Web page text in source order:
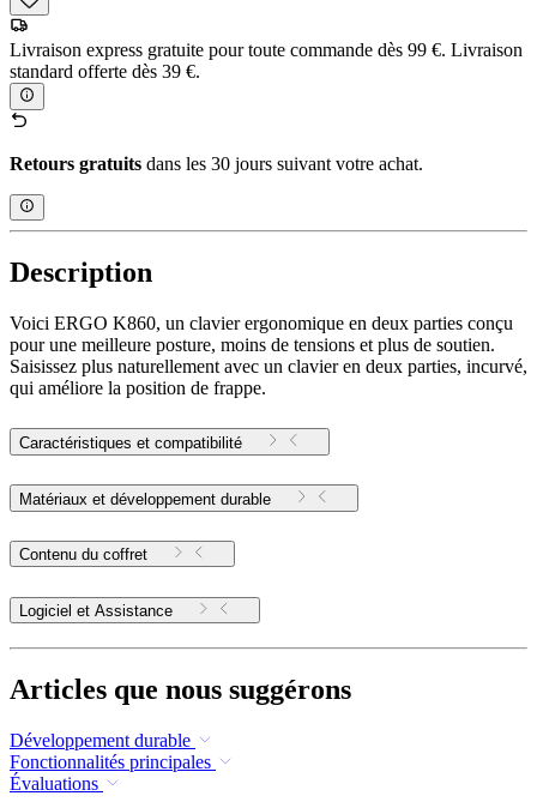
Livraison express gratuite pour toute commande dès 99 €. Livraison
standard offerte dès 39 €.
Retours gratuits dans les 30 jours suivant votre achat.
Description
Voici ERGO K860, un clavier ergonomique en deux parties conçu
pour une meilleure posture, moins de tensions et plus de soutien.
Saisissez plus naturellement avec un clavier en deux parties, incurvé,
qui améliore la position de frappe.
Caractéristiques et compatibilité
Matériaux et développement durable
Contenu du coffret
Logiciel et Assistance
Articles que nous suggérons
Développement durable
Fonctionnalités principales
Évaluations